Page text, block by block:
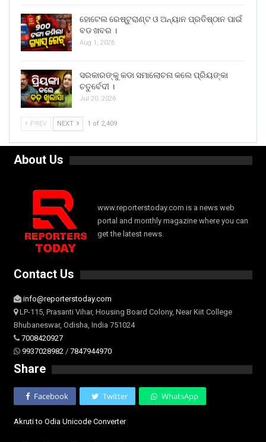
ହୋଟେଲ ରେଷ୍ଟୁରାଣ୍ଟ ଓ ଅନ୍ୟାନ ପ୍ରତିଷ୍ଠାନ ପାଇଁ
ବଡ ଖବର ।
Aug 1, 2026
ସରକାରଙ୍କୁ କଡା ସମାଲୋଚନା କଲେ ପ୍ରିୟଙ୍କା
ଚତୁର୍ବେଦୀ ।
Jul 20, 2026
PREV NEXT 1 of 2,409
About Us
www.reporterstoday.com is a news web
portal and monthly magazine where you can
get the latest news.
Contact Us
info@reporterstoday.com
LP-115, Prasanti Vihar, Housing Board Colony, Near Kiit College
Bhubaneswar, Odisha, India 751024
7008420927
9937028982 / 7847944970
Share
Facebook Twitter WhatsApp
Akruti to Odia Unicode Converter